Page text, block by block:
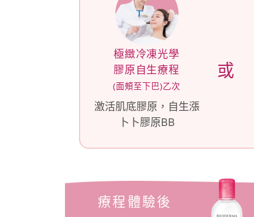
極緻冷凍光學
膠原自生療程
(面頰至下巴)乙次
激活肌底膠原，自生漲
卜卜膠原BB
或
療程體驗後